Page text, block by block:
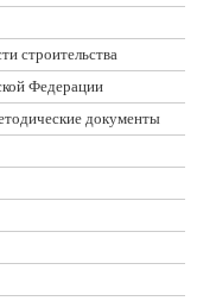
строительства
Федерации
документы